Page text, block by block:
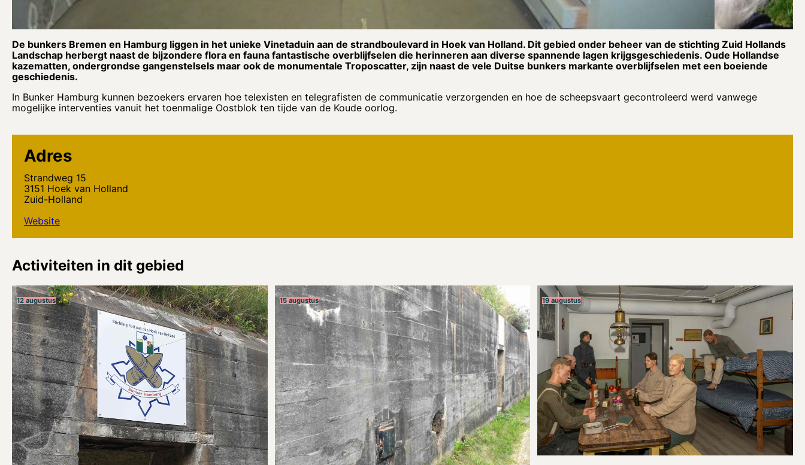
De bunkers Bremen en Hamburg liggen in het unieke Vinetaduin aan de strandboulevard in Hoek van Holland. Dit gebied onder beheer van de stichting Zuid Hollands
Landschap herbergt naast de bijzondere flora en fauna fantastische overblijfselen die herinneren aan diverse spannende lagen krijgsgeschiedenis. Oude Hollandse
kazematten, ondergrondse gangenstelsels maar ook de monumentale Troposcatter, zijn naast de vele Duitse bunkers markante overblijfselen met een boeiende
geschiedenis.
In Bunker Hamburg kunnen bezoekers ervaren hoe telexisten en telegrafisten de communicatie verzorgenden en hoe de scheepsvaart gecontroleerd werd vanwege
mogelijke interventies vanuit het toenmalige Oostblok ten tijde van de Koude oorlog.
Adres
Strandweg 15
3151 Hoek van Holland
Zuid-Holland
Website
Activiteiten in dit gebied
12 augustus 15 augustus 19 augustus